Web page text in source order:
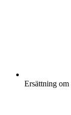
Ersättning om